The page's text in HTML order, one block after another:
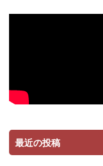
最近の投稿